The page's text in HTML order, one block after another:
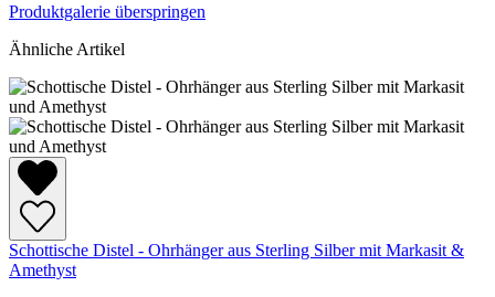
Produktgalerie überspringen
Ähnliche Artikel
Schottische Distel - Ohrhänger aus Sterling Silber mit Markasit &
Amethyst